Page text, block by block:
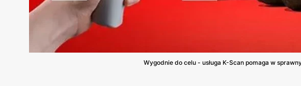
Wygodnie do celu - usługa K-Scan pomaga w